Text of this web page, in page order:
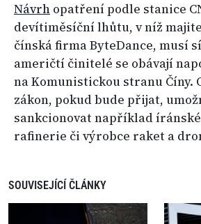
Návrh opatření podle stanice
devítiměsíční lhůtu, v níž
čínská firma ByteDance, musí
američtí činitelé se obávají
na Komunistickou stranu Číny.
zákon, pokud bude přijat,
sankcionovat například
rafinerie či výrobce raket a
SOUVISEJÍCÍ ČLÁNKY